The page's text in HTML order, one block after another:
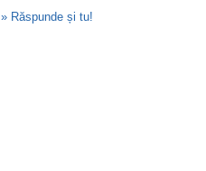
» Răspunde și tu!